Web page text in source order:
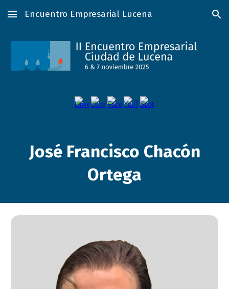
Skip to main content Skip to navigation
Encuentro Empresarial Lucena
José Francisco Chacón
Ortega